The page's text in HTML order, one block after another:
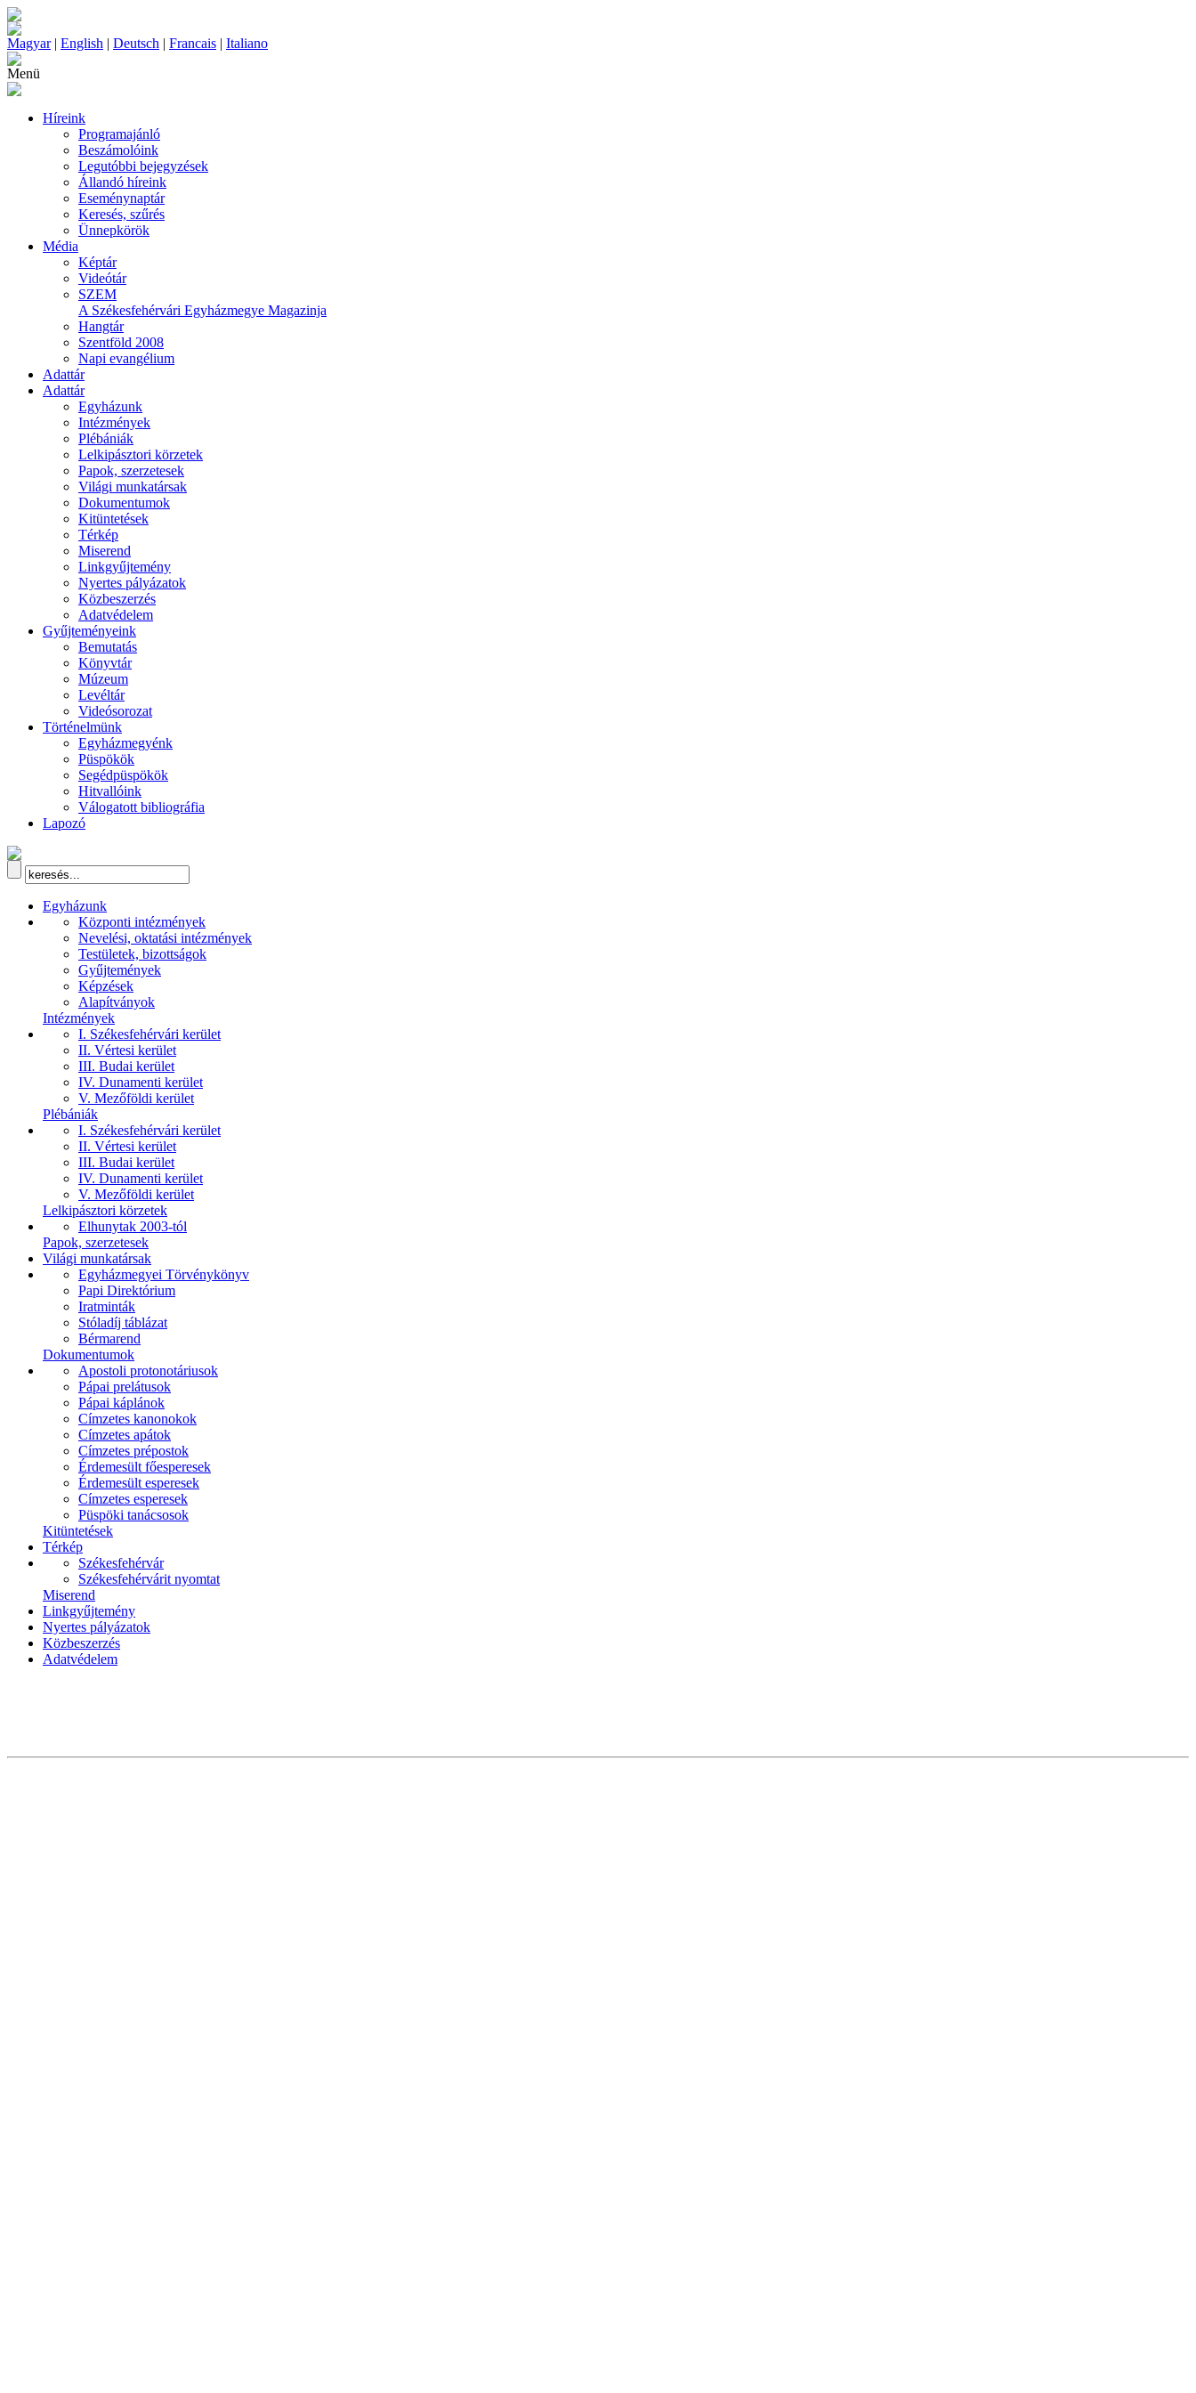
Magyar| English | Deutsch | Francais | Italiano
Menü
Híreink
Programajánló
Beszámolóink
Legutóbbi bejegyzések
Állandó híreink
Eseménynaptár
Keresés, szűrés
Ünnepkörök
Média
Képtár
Videótár
SZEM
A Székesfehérvári Egyházmegye Magazinja
Hangtár
Szentföld 2008
Napi evangélium
Adattár
Adattár
Egyházunk
Intézmények
Plébániák
Lelkipásztori körzetek
Papok, szerzetesek
Világi munkatársak
Dokumentumok
Kitüntetések
Térkép
Miserend
Linkgyűjtemény
Nyertes pályázatok
Közbeszerzés
Adatvédelem
Gyűjteményeink
Bemutatás
Könyvtár
Múzeum
Levéltár
Videósorozat
Történelmünk
Egyházmegyénk
Püspökök
Segédpüspökök
Hitvallóink
Válogatott bibliográfia
Lapozó
Egyházunk
Központi intézmények
Nevelési, oktatási intézmények
Testületek, bizottságok
Gyűjtemények
Képzések
Alapítványok
Intézmények
I. Székesfehérvári kerület
II. Vértesi kerület
III. Budai kerület
IV. Dunamenti kerület
V. Mezőföldi kerület
Plébániák
I. Székesfehérvári kerület
II. Vértesi kerület
III. Budai kerület
IV. Dunamenti kerület
V. Mezőföldi kerület
Lelkipásztori körzetek
Elhunytak 2003-tól
Papok, szerzetesek
Világi munkatársak
Egyházmegyei Törvénykönyv
Papi Direktórium
Iratminták
Stóladíj táblázat
Bérmarend
Dokumentumok
Apostoli protonotáriusok
Pápai prelátusok
Pápai káplánok
Címzetes kanonokok
Címzetes apátok
Címzetes prépostok
Érdemesült főesperesek
Érdemesült esperesek
Címzetes esperesek
Püspöki tanácsosok
Kitüntetések
Térkép
Székesfehérvár
Székesfehérvárit nyomtat
Miserend
Linkgyűjtemény
Nyertes pályázatok
Közbeszerzés
Adatvédelem